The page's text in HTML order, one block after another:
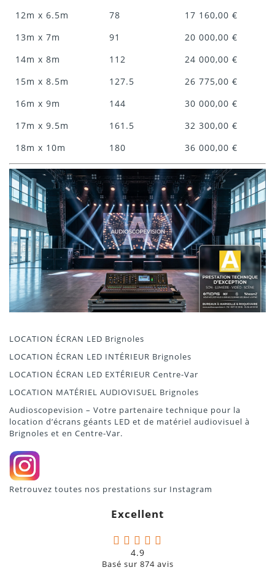
12m x 6.5m
78
17 160,00 €
13m x 7m
91
20 000,00 €
14m x 8m
112
24 000,00 €
15m x 8.5m
127.5
26 775,00 €
16m x 9m
144
30 000,00 €
17m x 9.5m
161.5
32 300,00 €
18m x 10m
180 36 000,00 €
LOCATION ÉCRAN LED Brignoles
LOCATION ÉCRAN LED INTÉRIEUR Brignoles
LOCATION ÉCRAN LED EXTÉRIEUR Centre-Var
LOCATION MATÉRIEL AUDIOVISUEL Brignoles
Audioscopevision – Votre partenaire technique pour la
location d’écrans géants LED et de matériel audiovisuel à
Brignoles et en Centre-Var.
Retrouvez toutes nos prestations sur Instagram
Excellent
4.9
Basé sur 874avis